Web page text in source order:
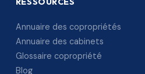
Annuaire des copropriétés
Annuaire des cabinets
Glossaire copropriété
Blog